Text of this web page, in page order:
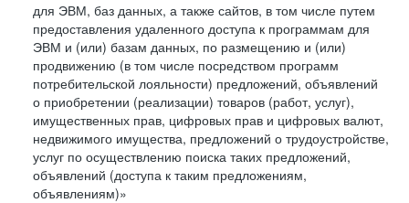
для ЭВМ, баз данных, а также сайтов, в том числе путем
предоставления удаленного доступа к программам для
ЭВМ и (или) базам данных, по размещению и (или)
продвижению (в том числе посредством программ
потребительской лояльности) предложений, объявлений
о приобретении (реализации) товаров (работ, услуг),
имущественных прав, цифровых прав и цифровых валют,
недвижимого имущества, предложений о трудоустройстве,
услуг по осуществлению поиска таких предложений,
объявлений (доступа к таким предложениям,
объявлениям)»